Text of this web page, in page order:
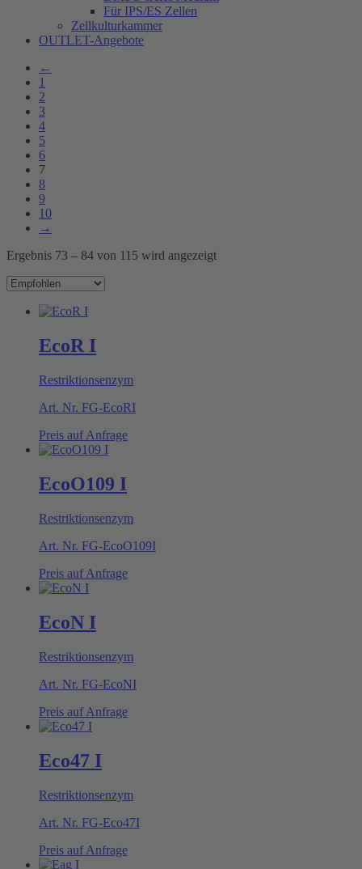
Für IPS/ES Zellen
Zellkulturkammer
OUTLET-Angebote
←
1
2
3
4
5
6
7
8
9
10
→
Ergebnis 73 – 84 von 115 wird angezeigt
EcoR I
Restriktionsenzym
Art. Nr. FG-EcoRI
Preis auf Anfrage
EcoO109 I
Restriktionsenzym
Art. Nr. FG-EcoO109I
Preis auf Anfrage
EcoN I
Restriktionsenzym
Art. Nr. FG-EcoNI
Preis auf Anfrage
Eco47 I
Restriktionsenzym
Art. Nr. FG-Eco47I
Preis auf Anfrage